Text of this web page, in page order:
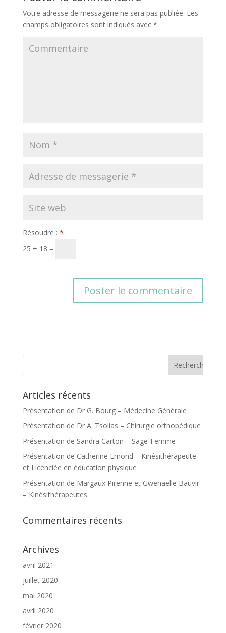
Votre adresse de messagerie ne sera pas publiée. Les
champs obligatoires sont indiqués avec *
Résoudre : *
25 + 18 =
Articles récents
Présentation de Dr G. Bourg – Médecine Générale
Présentation de Dr A. Tsolias – Chirurgie orthopédique
Présentation de Sandra Carton – Sage-Femme
Présentation de Catherine Emond – Kinésithérapeute
et Licenciée en éducation physique
Présentation de Margaux Pirenne et Gwenaëlle Bauvir
– Kinésithérapeutes
Commentaires récents
Archives
avril 2021
juillet 2020
mai 2020
avril 2020
février 2020